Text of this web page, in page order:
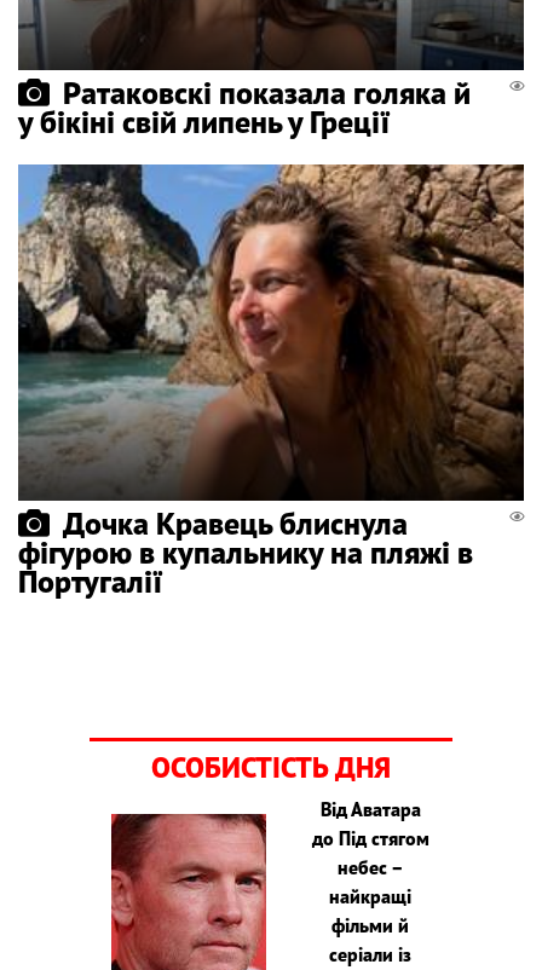
Ратаковскі показала голяка й
у бікіні свій липень у Греції
Дочка Кравець блиснула
фігурою в купальнику на пляжі в
Португалії
ОСОБИСТІСТЬ ДНЯ
Від Аватара
до Під стягом
небес –
найкращі
фільми й
серіали із